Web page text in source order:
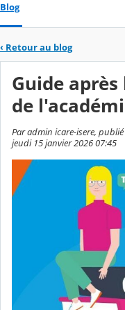
Blog
‹ Retour au blog
Guide après
de
Par admin icare-isere,
jeudi 15 janvier 2026 07:45